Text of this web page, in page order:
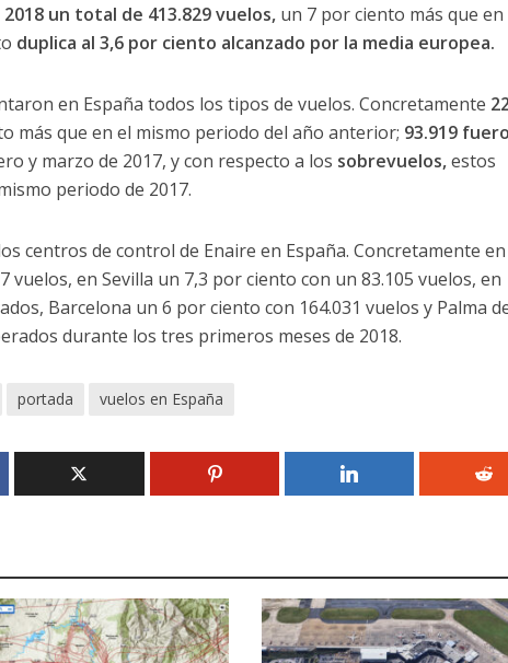
un total de 413.829 vuelos,un 7 por ciento más que en
duplica al 3,6 por ciento alcanzado por la media europea.
en España todos los tipos de vuelos. Concretamente
más que en el mismo periodo del año anterior; 93.919
y marzo de 2017, y con respecto a los sobrevuelos,estos
periodo de 2017.
centros de control de Enaire en España. Concretamente en
en Sevilla un 7,3 por ciento con un 83.105 vuelos, en
Barcelona un 6 por ciento con 164.031 vuelos y Palma
durante los tres primeros meses de 2018.
portada vuelos en España